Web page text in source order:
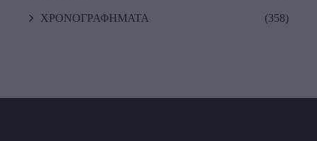
ΧΡΟΝΟΓΡΑΦΗΜΑΤΑ (358)